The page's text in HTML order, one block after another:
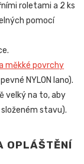
roletami a 2 ks
pomocí
měkké povrchy
NYLON lano).
velký na to, aby
stavu).
OPLÁŠTĚNÍ